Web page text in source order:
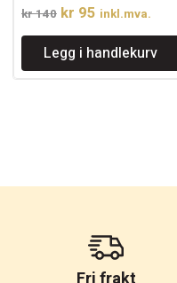
kr140 Opprinnelig
pris
var:
kr 140.
kr 95 Nåværende
pris
er:
kr 95.
inkl.mva.
Legg i handlekurv